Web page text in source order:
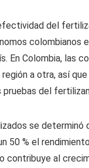
del
colombianos
En Colombia, las
región a otra, así
pruebas del
se determinó
50 % el
contribuye al